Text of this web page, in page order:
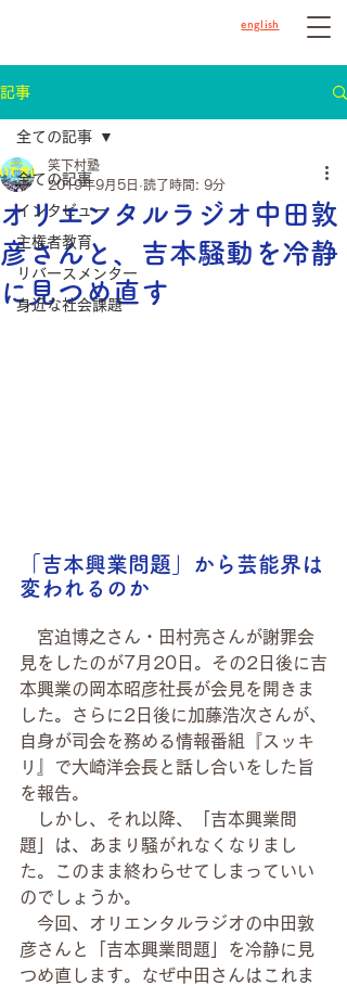
english
記事
全ての記事
インタビュー
主権者教育
リバースメンター
身近な社会課題
全ての記事
オリエンタルラジオ中田敦
彦さんと、吉本騒動を冷静
に見つめ直す
笑下村塾
2019年9月5日 読了時間: 9分
「吉本興業問題」から芸能界は
変われるのか
宮迫博之さん・田村亮さんが謝罪会
見をしたのが7月20日。その2日後に吉
本興業の岡本昭彦社長が会見を開きま
した。さらに2日後に加藤浩次さんが、
自身が司会を務める情報番組『スッキ
リ』で大崎洋会長と話し合いをした旨
を報告。
しかし、それ以降、「吉本興業問
題」は、あまり騒がれなくなりまし
た。このまま終わらせてしまっていい
のでしょうか。
今回、オリエンタルラジオの中田敦
彦さんと「吉本興業問題」を冷静に見
つめ直します。なぜ中田さんはこれま